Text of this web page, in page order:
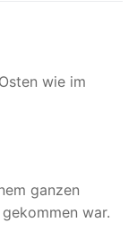
wie im
ganzen
war.